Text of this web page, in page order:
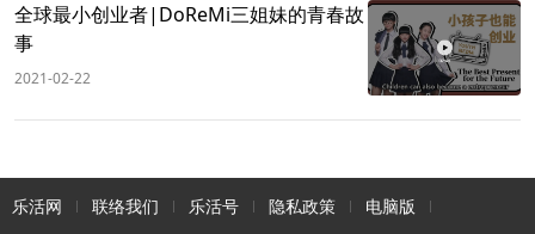
全球最小创业者|DoReMi三姐妹的青春故
事
2021-02-22
乐活网 联络我们 乐活号 隐私政策 电脑版